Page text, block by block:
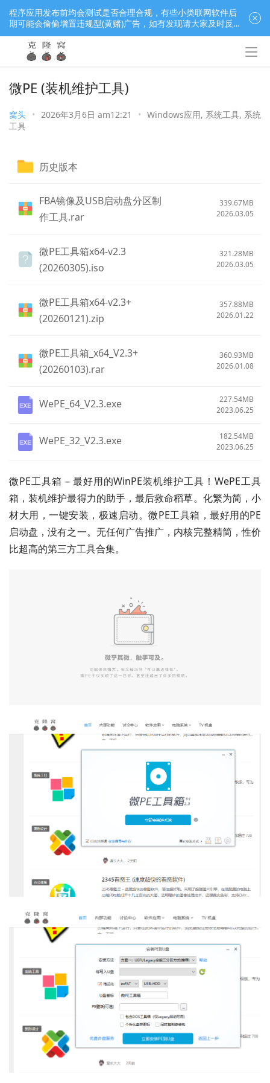
微PE (装机维护工具)
窝头 • 2026年3月6日 am12:21 • Windows应用, 系统工具, 系统
工具
历史版本
FBA镜像及USB启动盘分区制
作工具.rar
339.67MB
2026.03.05
微PE工具箱x64-v2.3
(20260305).iso
321.28MB
2026.03.05
微PE工具箱x64-v2.3+
(20260121).zip
357.88MB
2026.01.22
微PE工具箱_x64_V2.3+
(20260103).rar
360.93MB
2026.01.08
WePE_64_V2.3.exe
227.54MB
2023.06.25
WePE_32_V2.3.exe
182.54MB
2023.06.25
微PE工具箱 – 最好用的WinPE装机维护工具！WePE工具
箱，装机维护最得力的助手，最后救命稻草。化繁为简，小
材大用，一键安装，极速启动。微PE工具箱，最好用的PE
启动盘，没有之一。无任何广告推广，内核完整精简，性价
比超高的第三方工具合集。
程序应用发布前均会测试是否合理合规，有些小类联网软件后
期可能会偷偷增置违规型(黄赌)广告，如有发现请大家及时反
馈窝长进行处理，共同监督维护良好的程序应用下载社区！